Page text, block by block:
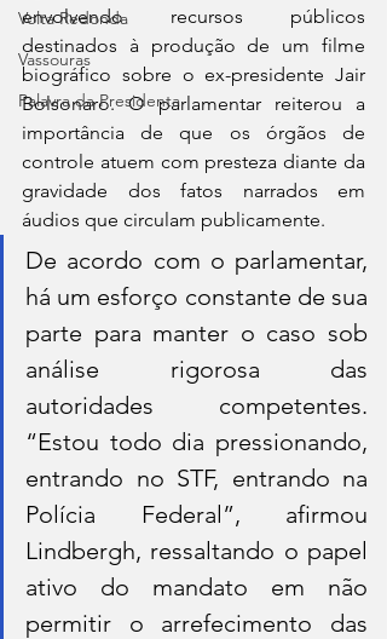
Volta Redonda
Vassouras
Palavra da Presidenta
envolvendo recursos públicos
destinados à produção de um filme
biográfico sobre o ex-presidente Jair
Bolsonaro. O parlamentar reiterou a
importância de que os órgãos de
controle atuem com presteza diante da
gravidade dos fatos narrados em
áudios que circulam publicamente.
De acordo com o parlamentar,
há um esforço constante de sua
parte para manter o caso sob
análise rigorosa das
autoridades competentes.
“Estou todo dia pressionando,
entrando no STF, entrando na
Polícia Federal”, afirmou
Lindbergh, ressaltando o papel
ativo do mandato em não
permitir o arrefecimento das